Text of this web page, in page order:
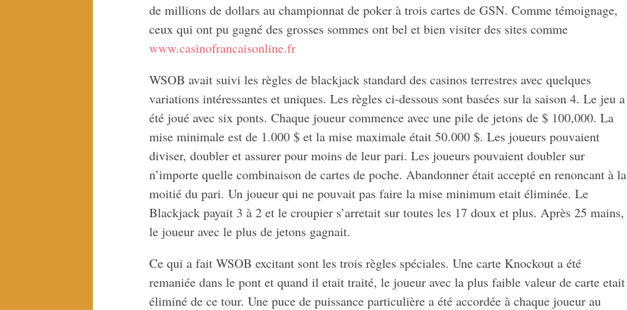
de millions de dollars au championnat de poker à trois cartes de GSN. Comme témoignage,
ceux qui ont pu gagné des grosses sommes ont bel et bien visiter des sites comme
www.casinofrancaisonline.fr
WSOB avait suivi les règles de blackjack standard des casinos terrestres avec quelques
variations intéressantes et uniques. Les règles ci-dessous sont basées sur la saison 4. Le jeu a
été joué avec six ponts. Chaque joueur commence avec une pile de jetons de $ 100,000. La
mise minimale est de 1.000 $ et la mise maximale était 50.000 $. Les joueurs pouvaient
diviser, doubler et assurer pour moins de leur pari. Les joueurs pouvaient doubler sur
n’importe quelle combinaison de cartes de poche. Abandonner était accepté en renoncant à la
moitié du pari. Un joueur qui ne pouvait pas faire la mise minimum etait éliminée. Le
Blackjack payait 3 à 2 et le croupier s’arretait sur toutes les 17 doux et plus. Après 25 mains,
le joueur avec le plus de jetons gagnait.
Ce qui a fait WSOB excitant sont les trois règles spéciales. Une carte Knockout a été
remaniée dans le pont et quand il etait traité, le joueur avec la plus faible valeur de carte etait
éliminé de ce tour. Une puce de puissance particulière a été accordée à chaque joueur au